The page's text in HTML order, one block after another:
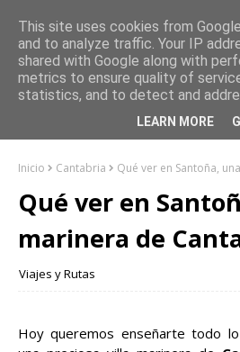
Inicio Cantabria Qué ver en Santoña,
Qué ver en
marinera de
Viajes y Rutas
Hoy queremos enseñarte todo
This site uses cookies from
and to analyze traffic. Your IP
shared with Google along with
metrics to ensure quality of
statistics, and to detect and
LEARN MORE